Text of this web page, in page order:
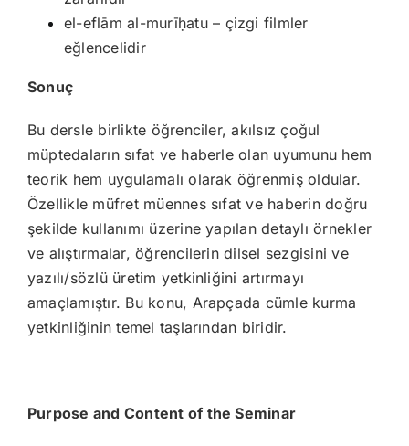
el-eflām al-murīḥatu – çizgi filmler
eğlencelidir
Sonuç
Bu dersle birlikte öğrenciler, akılsız çoğul
müptedaların sıfat ve haberle olan uyumunu hem
teorik hem uygulamalı olarak öğrenmiş oldular.
Özellikle müfret müennes sıfat ve haberin doğru
şekilde kullanımı üzerine yapılan detaylı örnekler
ve alıştırmalar, öğrencilerin dilsel sezgisini ve
yazılı/sözlü üretim yetkinliğini artırmayı
amaçlamıştır. Bu konu, Arapçada cümle kurma
yetkinliğinin temel taşlarından biridir.
Purpose and Content of the Seminar